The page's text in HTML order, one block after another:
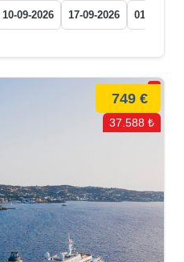
10-09-2026 17-09-2026 01-10-
749 €
37.588 ₺